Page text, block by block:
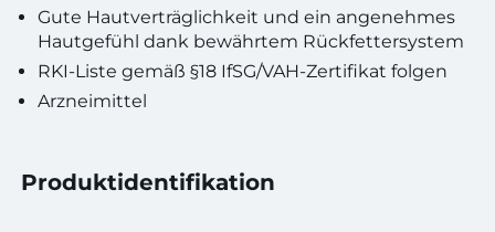
Gute Hautverträglichkeit und ein angenehmes
Hautgefühl dank bewährtem Rückfettersystem
RKI-Liste gemäß §18 IfSG/VAH-Zertifikat folgen
Arzneimittel
Produktidentifikation